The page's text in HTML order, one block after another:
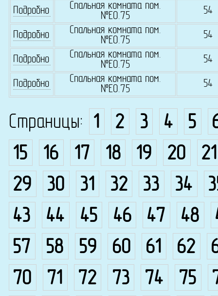
Подробно
Спальная комната пом.
№Е0.75
54
Подробно
Спальная комната пом.
№Е0.75
54
Подробно
Спальная комната пом.
№Е0.75
54
Подробно
Спальная комната пом.
№Е0.75
54
Страницы: 1 2 3 4 5
15
16 17 18 19 20
21
29
30 31 32 33 34
43
44 45 46 47 48
57
58 59 60 61 62
70
71 72 73 74 75